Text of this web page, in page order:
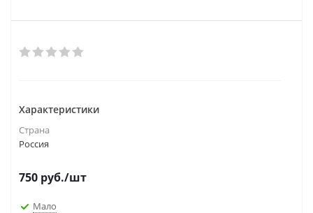
Характеристики
Страна
Россия
750 руб./шт
Мало